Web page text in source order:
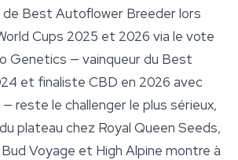
Best Autoflower Breeder lors
Cups 2025 et 2026 via le vote
Genetics — vainqueur du Best
et finaliste CBD en 2026 avec
— reste le challenger le plus sérieux,
plateau chez Royal Queen Seeds,
Voyage et High Alpine montre à